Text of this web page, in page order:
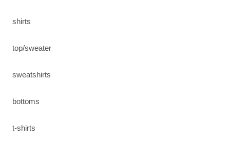
shirts
top/sweater
sweatshirts
bottoms
t-shirts